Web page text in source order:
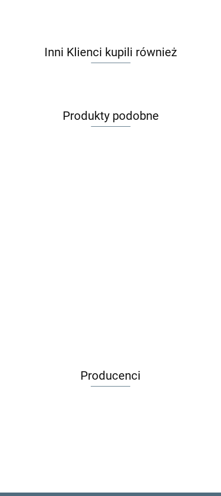
Inni Klienci kupili również
Produkty podobne
Producenci